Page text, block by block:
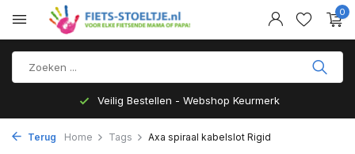
0
Veilig Bestellen - Webshop Keurmerk
Terug Home Tags Axa spiraal kabelslot Rigid